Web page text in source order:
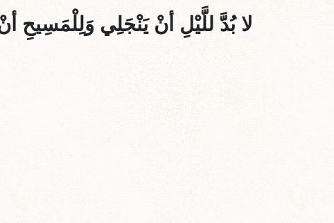
لا بُدَّ للَّيْلِ أنْ يَنْجَلِي وَلِلْمَسِيحِ